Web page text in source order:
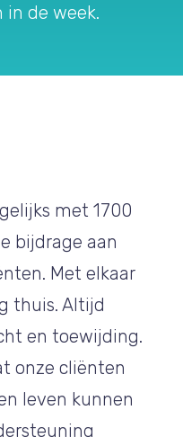
in de week.
met 1700
bijdrage aan
Met elkaar
thuis. Altijd
en toewijding.
onze cliënten
leven kunnen